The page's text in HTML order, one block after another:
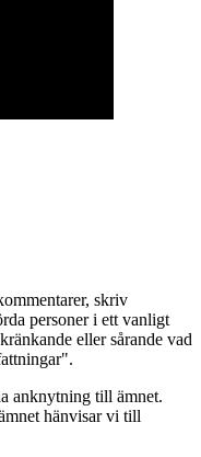
skriv
personer i ett vanligt
eller sårande vad
anknytning till ämnet.
hänvisar vi till